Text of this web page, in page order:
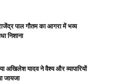
पाल गौतम का आगरा में भव्य
निशाना
अखिलेश यादव ने वैश्य और व्यापारियों
जायजा